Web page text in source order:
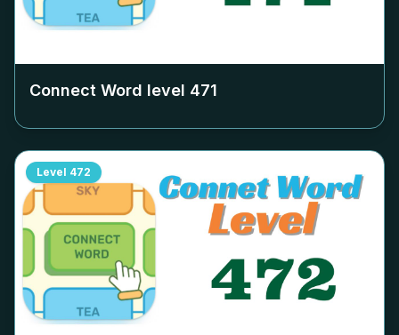
Connect Word level 471
Level 472